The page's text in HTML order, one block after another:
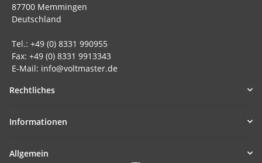
87700 Memmingen
Deutschland
Tel.: +49 (0) 8331 990955
Fax: +49 (0) 8331 9913343
E-Mail: info@voltmaster.de
Rechtliches
Informationen
Allgemein